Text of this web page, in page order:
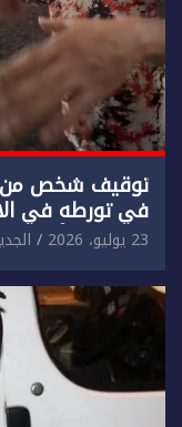
توقيف شخص من
في تورطه في
حق سائح أجنبي.
23 يوليو، 2026